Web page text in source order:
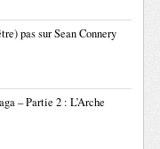
pas sur Sean Connery
– Partie 2 : L’Arche